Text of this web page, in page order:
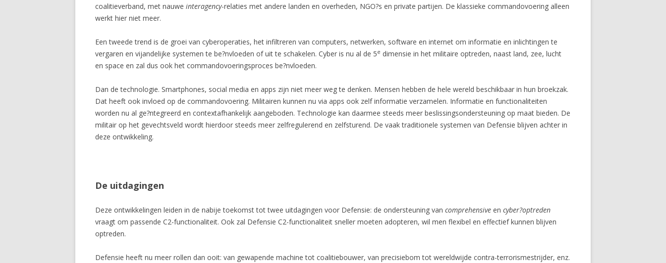
coalitieverband, met nauwe interagency-relaties met andere landen en overheden, NGO?s en private partijen. De klassieke commandovoering alleen
werkt hier niet meer.
Een tweede trend is de groei van cyberoperaties, het infiltreren van computers, netwerken, software en internet om informatie en inlichtingen te
vergaren en vijandelijke systemen te be?nvloeden of uit te schakelen. Cyber is nu al de 5e dimensie in het militaire optreden, naast land, zee, lucht
en space en zal dus ook het commandovoeringsproces be?nvloeden.
Dan de technologie. Smartphones, social media en apps zijn niet meer weg te denken. Mensen hebben de hele wereld beschikbaar in hun broekzak.
Dat heeft ook invloed op de commandovoering. Militairen kunnen nu via apps ook zelf informatie verzamelen. Informatie en functionaliteiten
worden nu al ge?ntegreerd en contextafhankelijk aangeboden. Technologie kan daarmee steeds meer beslissingsondersteuning op maat bieden. De
militair op het gevechtsveld wordt hierdoor steeds meer zelfregulerend en zelfsturend. De vaak traditionele systemen van Defensie blijven achter in
deze ontwikkeling.
De uitdagingen
Deze ontwikkelingen leiden in de nabije toekomst tot twee uitdagingen voor Defensie: de ondersteuning van comprehensive en cyber?optreden
vraagt om passende C2-functionaliteit. Ook zal Defensie C2-functionaliteit sneller moeten adopteren, wil men flexibel en effectief kunnen blijven
optreden.
Defensie heeft nu meer rollen dan ooit: van gewapende machine tot coalitiebouwer, van precisiebom tot wereldwijde contra-terrorismestrijder, enz.